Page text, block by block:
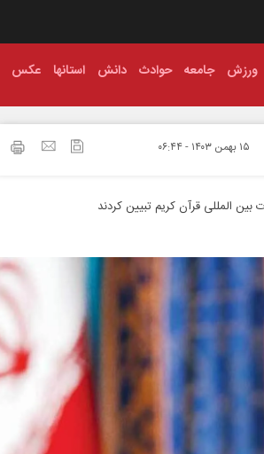
ورزش جامعه حوادث دانش استانها عکس
۱۵ بهمن ۱۴۰۳ - ۰۶:۴۴
المللی قرآن کریم تبیین کردند